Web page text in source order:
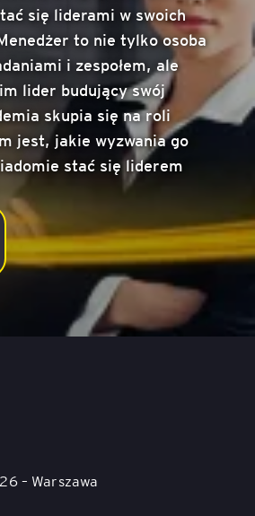
się liderami w swoich
to nie tylko osoba
i zespołem, ale
lider budujący swój
skupia się na roli
jest, jakie wyzwania go
stać się liderem
Menedżera I
011,00 zł brutto)- szkolenie
765,00 zł brutto)- szkolenie
uzyskać dofinansowanie z KFS.
– Warszawa